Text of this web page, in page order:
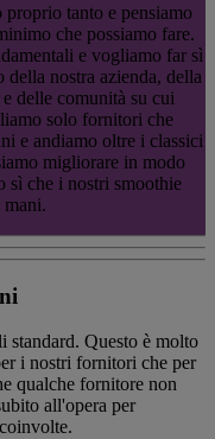
tanto e pensiamo
che possiamo fare.
e vogliamo far sì
nostra azienda, della
delle comunità su cui
solo fornitori che
e andiamo oltre i classici
migliorare in modo
sì che i nostri smoothie
standard. Questo è molto
i nostri fornitori che per
qualche fornitore non
all'opera per